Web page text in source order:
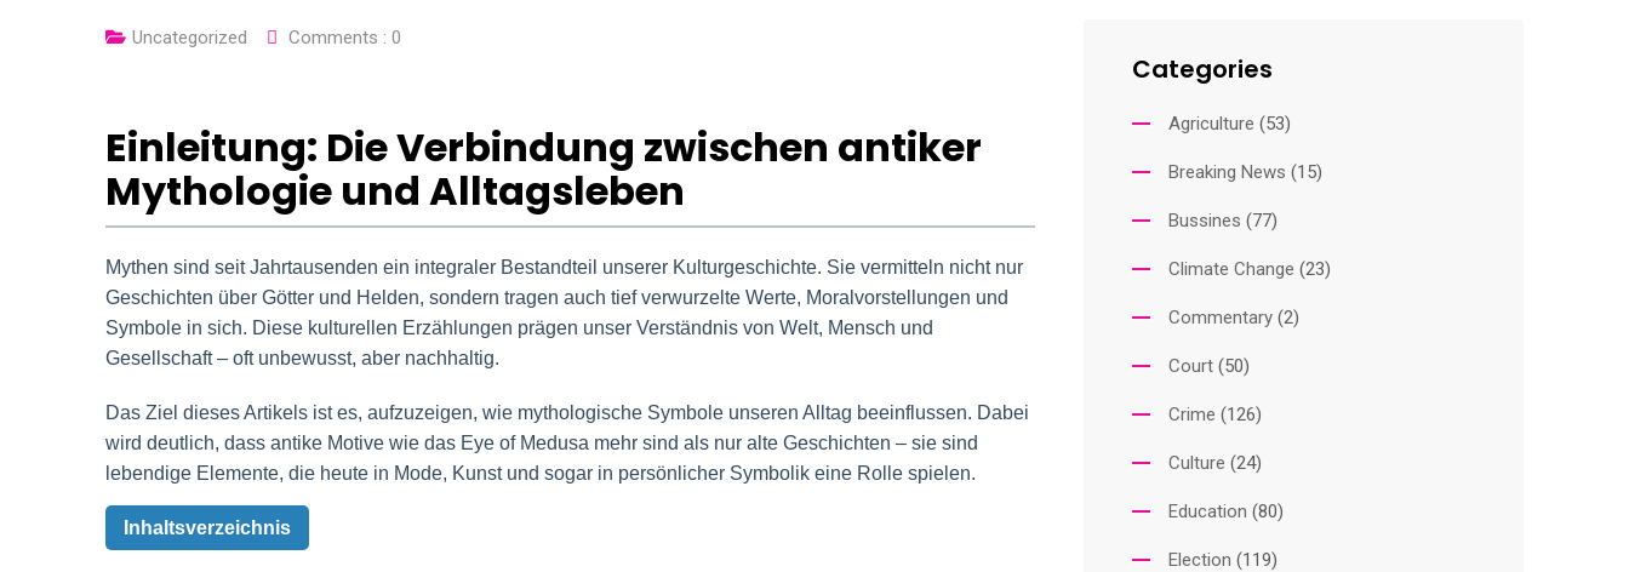
Uncategorized Comments : 0
Einleitung: Die Verbindung zwischen antiker
Mythologie und Alltagsleben
Mythen sind seit Jahrtausenden ein integraler Bestandteil unserer Kulturgeschichte. Sie vermitteln nicht nur
Geschichten über Götter und Helden, sondern tragen auch tief verwurzelte Werte, Moralvorstellungen und
Symbole in sich. Diese kulturellen Erzählungen prägen unser Verständnis von Welt, Mensch und
Gesellschaft – oft unbewusst, aber nachhaltig.
Das Ziel dieses Artikels ist es, aufzuzeigen, wie mythologische Symbole unseren Alltag beeinflussen. Dabei
wird deutlich, dass antike Motive wie das Eye of Medusa mehr sind als nur alte Geschichten – sie sind
lebendige Elemente, die heute in Mode, Kunst und sogar in persönlicher Symbolik eine Rolle spielen.
Inhaltsverzeichnis
Categories
Agriculture (53)
Breaking News (15)
Bussines (77)
Climate Change (23)
Commentary(2)
Court(50)
Crime (126)
Culture (24)
Education (80)
Election (119)